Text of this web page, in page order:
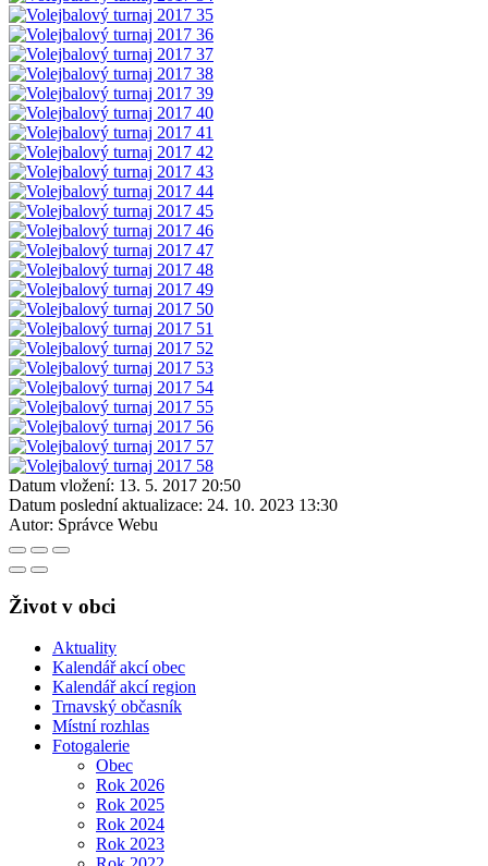
Datum vložení: 13. 5. 2017 20:50
Datum poslední aktualizace: 24. 10. 2023 13:30
Autor: Správce Webu
Život v obci
Aktuality
Kalendář akcí obec
Kalendář akcí region
Trnavský občasník
Místní rozhlas
Fotogalerie
Obec
Rok 2026
Rok 2025
Rok 2024
Rok 2023